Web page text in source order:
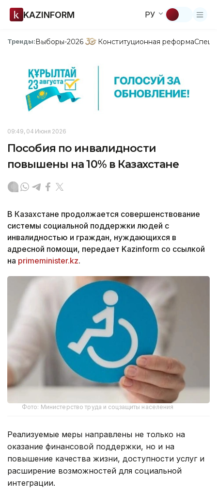
KAZINFORM РУ
Тренды:Выборы-2026 Конституционная реформа
09:49, 04 Июня 2026
Пособия по инвалидности
повышены на 10% в Казахстане
В Казахстане продолжается совершенствование
системы социальной поддержки людей с
инвалидностью и граждан, нуждающихся в
адресной помощи, передает Kazinform со ссылкой
на primeminister.kz.
Фото: Министерство труда и соцзащиты населения
Реализуемые меры направлены не только на
оказание финансовой поддержки, но и на
повышение качества жизни, доступности услуг и
расширение возможностей для социальной
интеграции.